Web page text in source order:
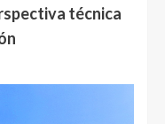
técnica